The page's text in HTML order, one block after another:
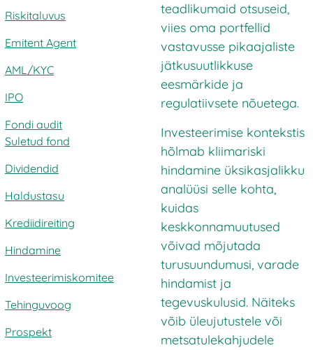
Riskitaluvus
Emitent Agent
AML/KYC
IPO
Fondi audit
Suletud fond
Dividendid
Haldustasu
Krediidireiting
Hindamine
Investeerimiskomitee
Tehinguvoog
Prospekt
teadlikumaid otsuseid,
viies oma portfellid
vastavusse pikaajaliste
jätkusuutlikkuse
eesmärkide ja
regulatiivsete nõuetega.
Investeerimise kontekstis
hõlmab kliimariski
hindamine üksikasjalikku
analüüsi selle kohta,
kuidas
keskkonnamuutused
võivad mõjutada
turusuundumusi, varade
hindamist ja
tegevuskulusid. Näiteks
võib üleujutustele või
metsatulekahjudele